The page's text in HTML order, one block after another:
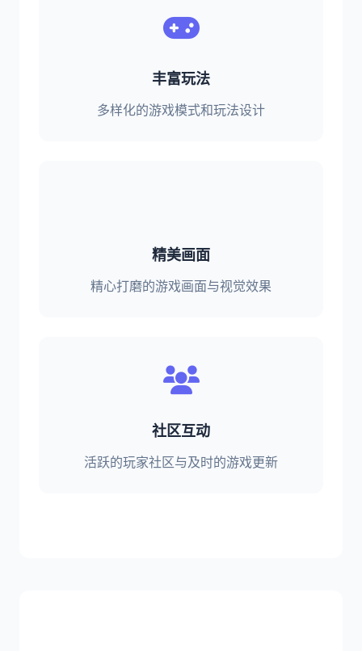
丰富玩法
多样化的游戏模式和玩法设计
精美画面
精心打磨的游戏画面与视觉效果
社区互动
活跃的玩家社区与及时的游戏更新